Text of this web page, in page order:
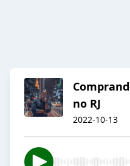
no RJ
2022-10-13